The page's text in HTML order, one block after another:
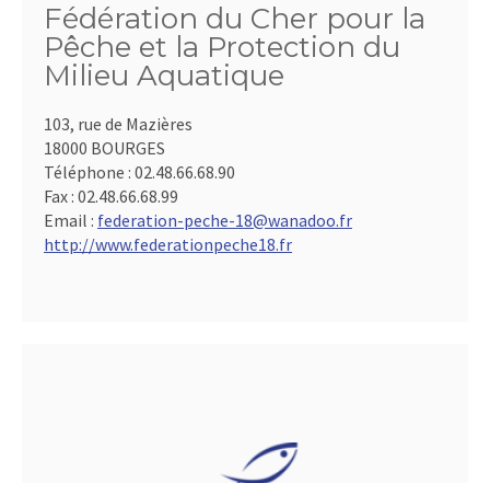
Fédération du Cher pour la
Pêche et la Protection du
Milieu Aquatique
103, rue de Mazières
18000 BOURGES
Téléphone : 02.48.66.68.90
Fax : 02.48.66.68.99
Email : federation-peche-18@wanadoo.fr
http://www.federationpeche18.fr